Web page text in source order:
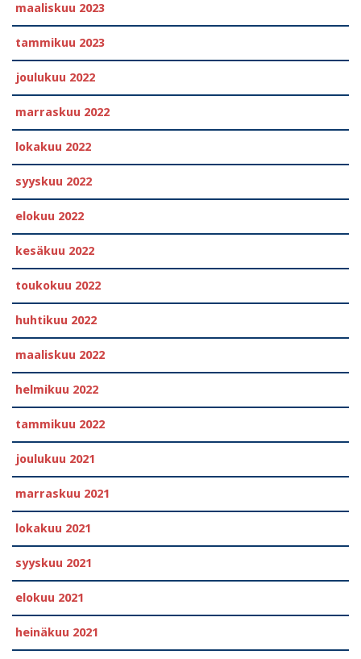
maaliskuu 2023
tammikuu 2023
joulukuu 2022
marraskuu 2022
lokakuu 2022
syyskuu 2022
elokuu 2022
kesäkuu 2022
toukokuu 2022
huhtikuu 2022
maaliskuu 2022
helmikuu 2022
tammikuu 2022
joulukuu 2021
marraskuu 2021
lokakuu 2021
syyskuu 2021
elokuu 2021
heinäkuu 2021